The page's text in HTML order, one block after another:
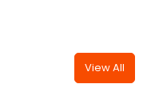
View All